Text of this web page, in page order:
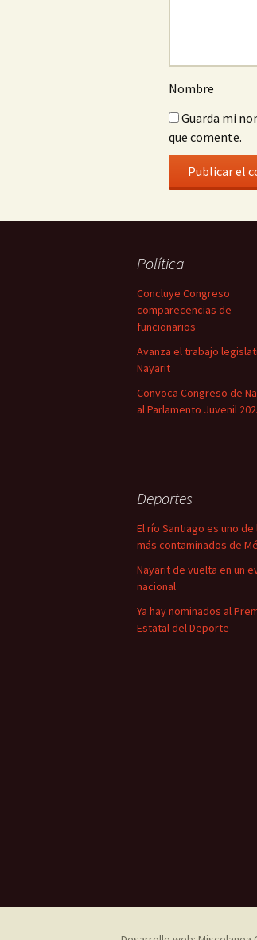
Nombre
Guarda mi
que comente.
Política
Concluye Congreso
comparecencias de
funcionarios
Avanza el trabajo
Nayarit
Convoca Congreso de
al Parlamento Juvenil
Deportes
El río Santiago es uno de
más contaminados de
Nayarit de vuelta en un
nacional
Ya hay nominados al
Estatal del Deporte